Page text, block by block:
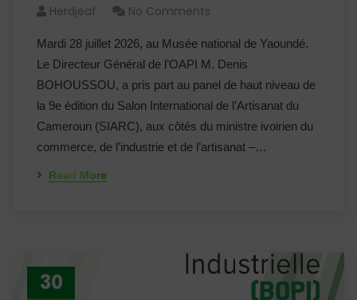
Herdjeaf No Comments
Mardi 28 juillet 2026, au Musée national de Yaoundé.
Le Directeur Général de l’OAPI M. Denis
BOHOUSSOU, a pris part au panel de haut niveau de
la 9e édition du Salon International de l’Artisanat du
Cameroun (SIARC), aux côtés du ministre ivoirien du
commerce, de l’industrie et de l’artisanat –…
Read More
30